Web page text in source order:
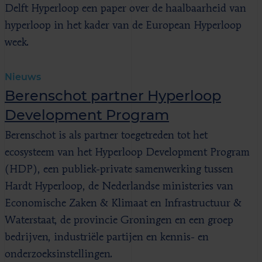
Delft Hyperloop een paper over de haalbaarheid van
hyperloop in het kader van de European Hyperloop
week.
Nieuws
Berenschot partner Hyperloop
Development Program
Berenschot is als partner toegetreden tot het
ecosysteem van het Hyperloop Development Program
(HDP), een publiek-private samenwerking tussen
Hardt Hyperloop, de Nederlandse ministeries van
Economische Zaken & Klimaat en Infrastructuur &
Waterstaat, de provincie Groningen en een groep
bedrijven, industriële partijen en kennis- en
onderzoeksinstellingen.